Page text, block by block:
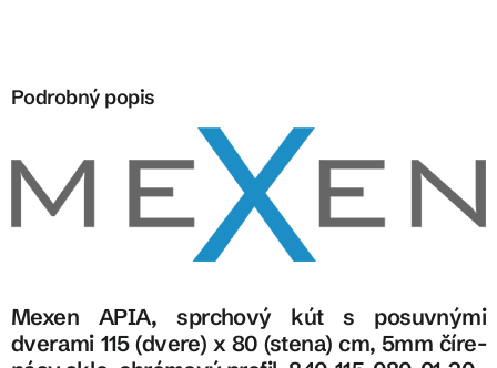
Podrobný popis
Mexen APIA, sprchový kút s posuvnými
dverami 115 (dvere) x 80 (stena) cm, 5mm číre-